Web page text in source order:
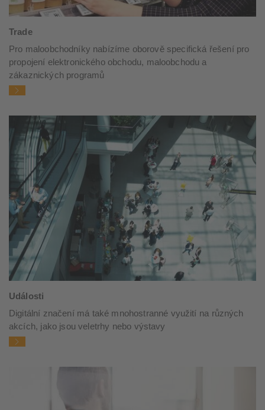
Trade
Pro maloobchodníky nabízíme oborově specifická řešení pro
propojení elektronického obchodu, maloobchodu a
zákaznických programů
Události
Digitální značení má také mnohostranné využití na různých
akcích, jako jsou veletrhy nebo výstavy